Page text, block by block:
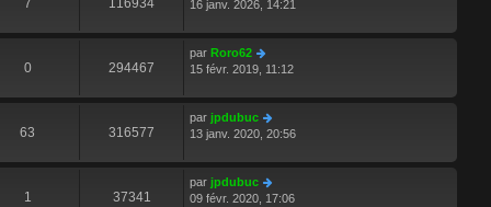
7 116934
16 janv. 2026, 14:21
0 294467
par Roro62
15 févr. 2019, 11:12
63 316577
par jpdubuc
13 janv. 2020, 20:56
1 37341
par jpdubuc
09 févr. 2020, 17:06